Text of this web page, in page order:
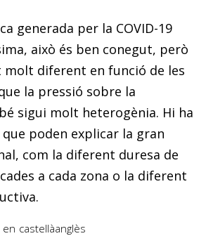
generada per la COVID-19
això és ben conegut, però
molt diferent en funció de les
la pressió sobre la
sigui molt heterogènia. Hi ha
poden explicar la gran
com la diferent duresa de
a cada zona o la diferent
en castellàanglès